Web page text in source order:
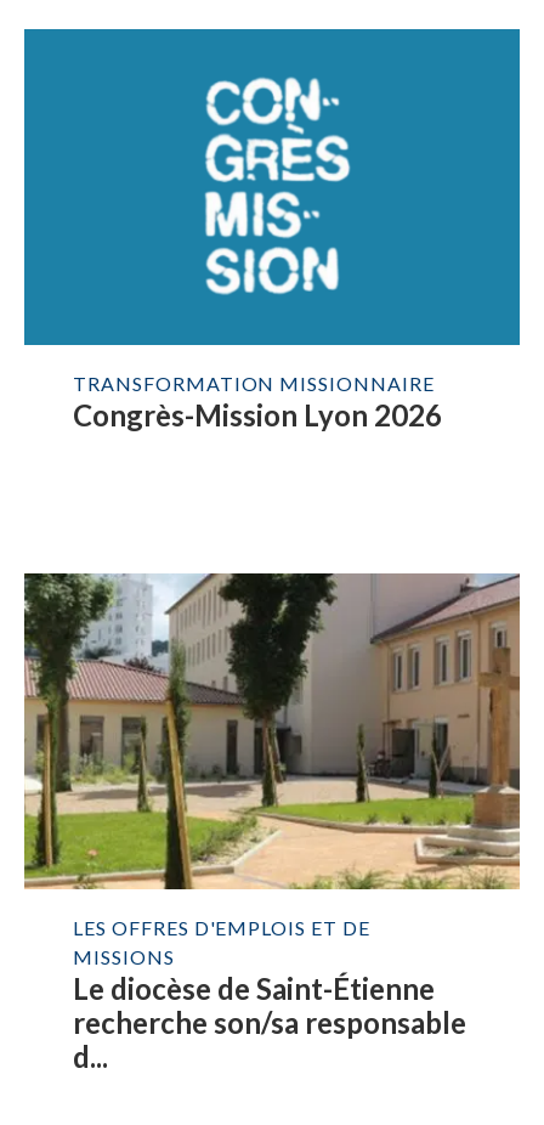
TRANSFORMATION MISSIONNAIRE
Congrès-Mission Lyon 2026
LES OFFRES D'EMPLOIS ET DE
MISSIONS
Le diocèse de Saint-Étienne
recherche son/sa responsable
d...